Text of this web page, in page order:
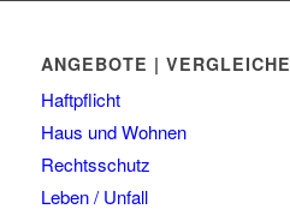
ANGEBOTE | VERGLEICHE
Haftpflicht
Haus und Wohnen
Rechtsschutz
Leben / Unfall